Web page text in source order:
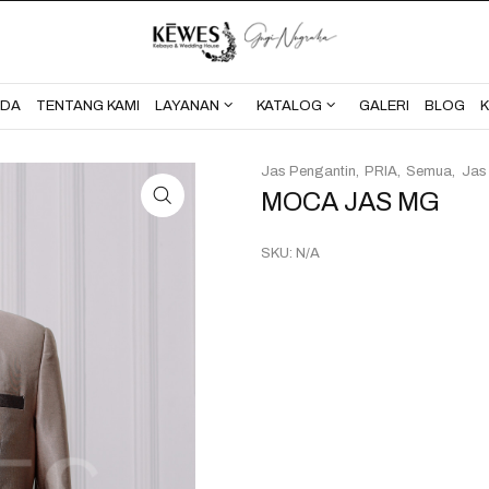
BERANDA
TENTANG KAMI LAYANAN KATALOG GALERI BLOG
MOCA JAS MG
SKU: N/A
Jas Pengantin PRIA Semua Jas